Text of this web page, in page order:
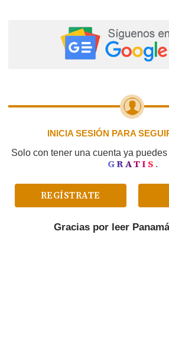
INICIA SESIÓN PARA
Solo con tener una cuenta ya
GRATIS .
REGÍSTRATE
Gracias por leer